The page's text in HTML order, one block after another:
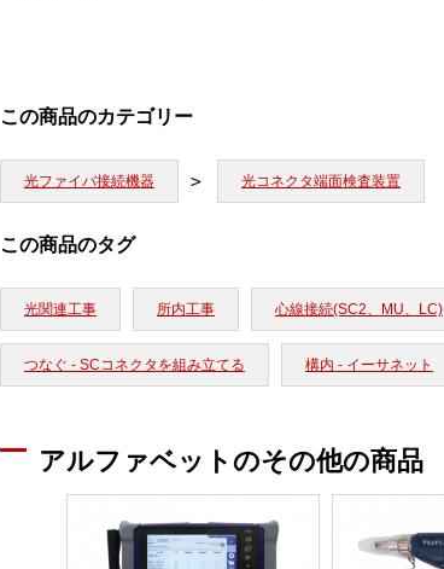
この商品のカテゴリー
光ファイバ接続機器 光コネクタ端面検査装置
この商品のタグ
光関連工事 所内工事 心線接続(SC2、MU、LC)
つなぐ - SCコネクタを組み立てる 構内 - イーサネット
アルファベットのその他の商品